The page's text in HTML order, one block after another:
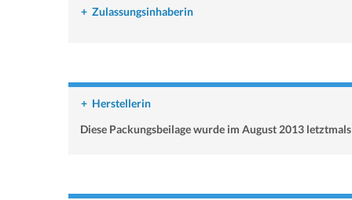
+ Zulassungsinhaberin
+ Herstellerin
Diese Packungsbeilage wurde im August 2013